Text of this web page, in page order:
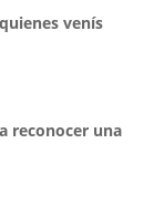
venís
reconocer una